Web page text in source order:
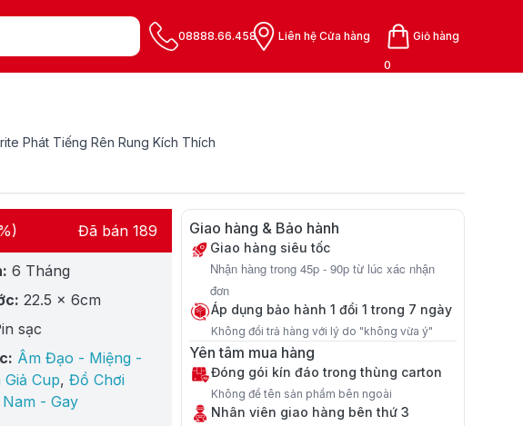
08888.66.458 Liên hệ Cửa hàng
0
Giỏ hàng
Phát Tiếng Rên Rung Kích Thích
Đã bán 189
6 Tháng
22.5 x 6cm
sạc
Âm Đạo - Miệng -
Cup, Đồ Chơi
- Gay
Giao hàng & Bảo hành
Giao hàng siêu tốc
Nhận hàng trong 45p - 90p từ lúc xác nhận
đơn
Áp dụng bảo hành 1 đổi 1 trong 7 ngày
Không đổi trả hàng với lý do "không vừa ý"
Yên tâm mua hàng
Đóng gói kín đáo trong thùng carton
Không để tên sản phẩm bên ngoài
Nhân viên giao hàng bên thứ 3